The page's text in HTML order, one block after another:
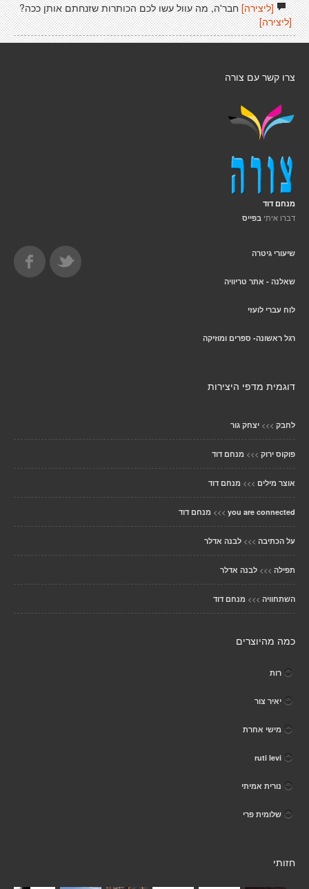
[ליצירה]חבר'ה, מה עוול עשו לכם הכותרות שזנחתם אותן ככה?
[ליצירה]
צרו קשר עם צורה
מנחם דוד
דברו איתי בפייס
שיעורי גיטרה
שאלנה - אתר טריוויה
לוח עברי לועזי
רגל ראשונה- ספרים ומוזיקה
דוגמית מדפי היצירות
לחבק >>> יצחק גור
פוקוס ירוק >>> מנחם דוד
אוצר מילים >>> מנחם דוד
you are connected
>>> מנחם דוד
על הכתיבה >>> לבנה אדלר
תפילה >>> לבנה אדלר
השתחוויה >>> מנחם דוד
כמה מהיוצרים
רות
יאיר צור
מישי אחרת
ruti levi
נורית אמיתי
שלומית פרי
חזותי